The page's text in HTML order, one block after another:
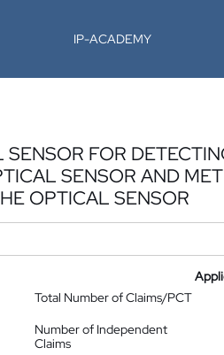
IP-ACADEMY
FOR
SENSOR AND
OPTICAL SENSOR
Total Number of Claims/PCT
Number of Independent
Claims